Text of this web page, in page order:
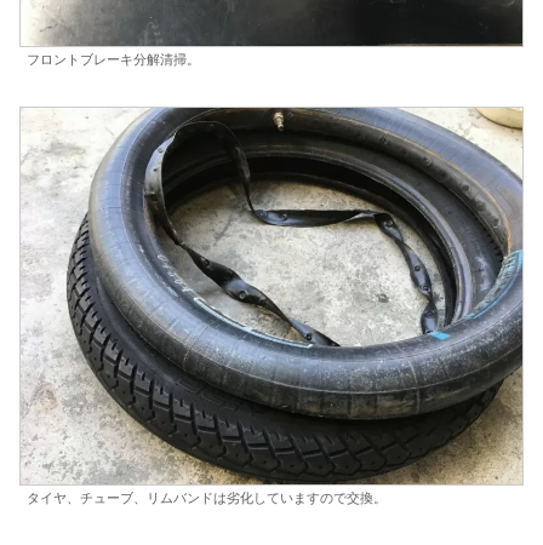
フロントブレーキ分解清掃。
タイヤ、チューブ、リムバンドは劣化していますので交換。